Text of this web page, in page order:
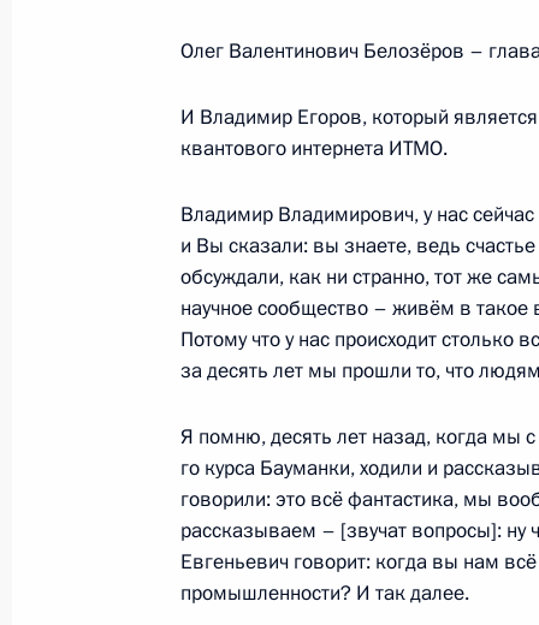
вооружения, военной техники и
на их приобретение или получение
испытательных целях
10 июля 2023 года, 14:05
Встреча с главой «Роскосмоса»
Определены условия применения
деятельности в сфере
высоких технологий
Олег Валентинович Белозёров –
И Владимир Егоров, который
квантового интернета ИТМО.
Владимир Владимирович, у нас
и Вы сказали: вы знаете, ведь
обсуждали, как ни странно, тот же
научное сообщество – живём в
Потому что у нас происходит столько
за десять лет мы прошли то, что
Я помню, десять лет назад, когда мы
го курса Бауманки, ходили и
говорили: это всё фантастика, мы
рассказываем – [звучат вопросы]: ну
Евгеньевич говорит: когда вы нам
промышленности? И так далее.